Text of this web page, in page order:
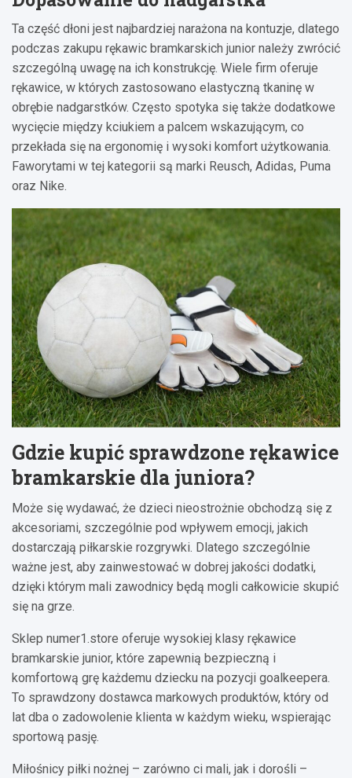
Ta część dłoni jest najbardziej narażona na kontuzje, dlatego
podczas zakupu rękawic bramkarskich junior należy zwrócić
szczególną uwagę na ich konstrukcję. Wiele firm oferuje
rękawice, w których zastosowano elastyczną tkaninę w
obrębie nadgarstków. Często spotyka się także dodatkowe
wycięcie między kciukiem a palcem wskazującym, co
przekłada się na ergonomię i wysoki komfort użytkowania.
Faworytami w tej kategorii są marki Reusch, Adidas, Puma
oraz Nike.
Gdzie kupić sprawdzone rękawice
bramkarskie dla juniora?
Może się wydawać, że dzieci nieostrożnie obchodzą się z
akcesoriami, szczególnie pod wpływem emocji, jakich
dostarczają piłkarskie rozgrywki. Dlatego szczególnie
ważne jest, aby zainwestować w dobrej jakości dodatki,
dzięki którym mali zawodnicy będą mogli całkowicie skupić
się na grze.
Sklep numer1.store oferuje wysokiej klasy rękawice
bramkarskie junior, które zapewnią bezpieczną i
komfortową grę każdemu dziecku na pozycji goalkeepera.
To sprawdzony dostawca markowych produktów, który od
lat dba o zadowolenie klienta w każdym wieku, wspierając
sportową pasję.
Miłośnicy piłki nożnej – zarówno ci mali, jak i dorośli –